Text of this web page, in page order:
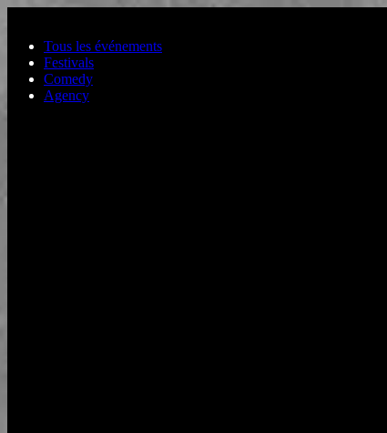
Tous les événements
Festivals
Comedy
Agency